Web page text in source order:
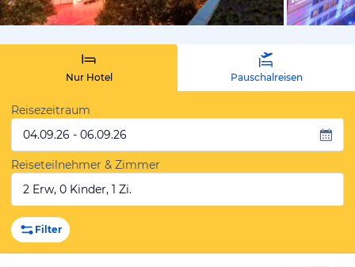
vom
Nur Hotel Pauschalreisen
Reisezeitraum
04.09.26 - 06.09.26
Reiseteilnehmer & Zimmer
2 Erw, 0 Kinder, 1 Zi.
Filter